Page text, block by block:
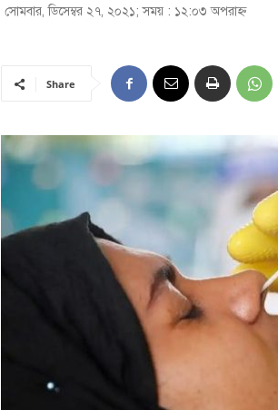
সোমবার, ডিসেম্বর ২৭, ২০২১; সময় : ১২:০৩ অপরাহ্ণ
Share